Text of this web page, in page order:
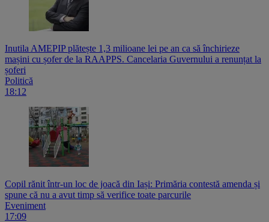
Inutila AMEPIP plătește 1,3 milioane lei pe an ca să închirieze
mașini cu șofer de la RAAPPS. Cancelaria Guvernului a renunțat la
șoferi
Politică
18:12
Copil rănit într-un loc de joacă din Iași: Primăria contestă amenda și
spune că nu a avut timp să verifice toate parcurile
Eveniment
17:09